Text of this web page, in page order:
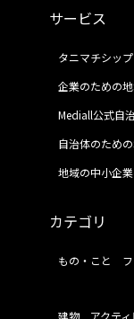
サービス
タニマチシッ
企業のための
Mediall公式自
自治体のため
地域の中小企
カテゴリ
もの・こと
建物 アクティ